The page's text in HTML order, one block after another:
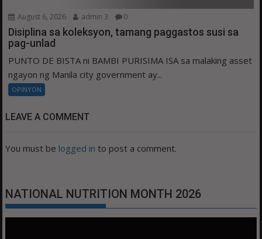
August 6, 2026 admin 3 0
Disiplina sa koleksyon, tamang paggastos susi sa
pag-unlad
PUNTO DE BISTA ni BAMBI PURISIMA ISA sa malaking asset
ngayon ng Manila city government ay...
OPINYON
LEAVE A COMMENT
You must be logged in to post a comment.
NATIONAL NUTRITION MONTH 2026